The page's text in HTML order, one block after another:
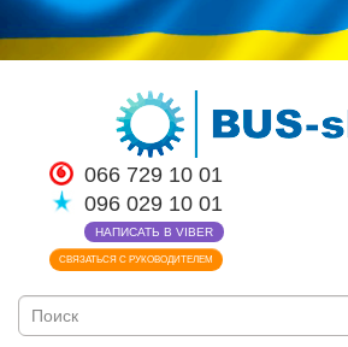
066 729 10 01
096 029 10 01
НАПИСАТЬ В VIBER
СВЯЗАТЬСЯ С РУКОВОДИТЕЛЕМ
Язык магазина
Выберите пожалуйста язык
Русский